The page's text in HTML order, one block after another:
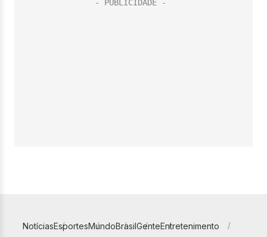
NotíciasEsportesMundoBrasilGenteEntretenimento